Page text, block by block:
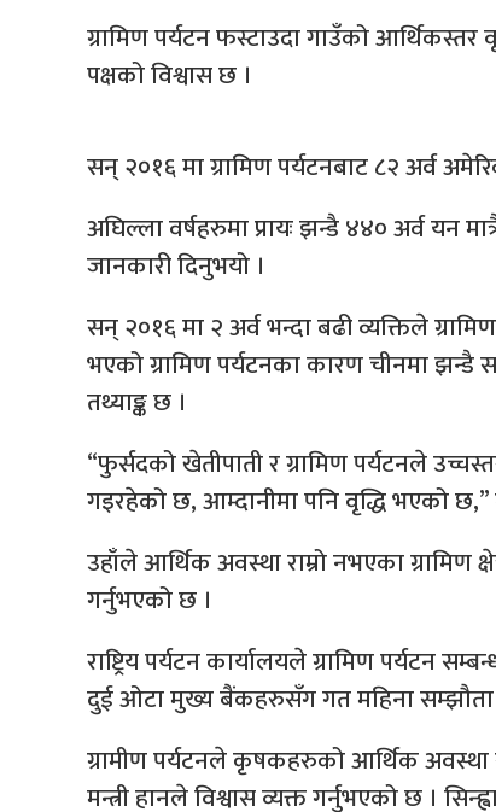
ग्रामिण पर्यटन फस्टाउदा गाउँको आर्थिकस्तर
पक्षको विश्वास छ ।
सन् २०१६ मा ग्रामिण पर्यटनबाट ८२ अर्व
अघिल्ला वर्षहरुमा प्रायः झन्डै ४४० अर्व यन
जानकारी दिनुभयो ।
सन् २०१६ मा २ अर्व भन्दा बढी व्यक्तिले
भएको ग्रामिण पर्यटनका कारण चीनमा झन्डै
तथ्याङ्क छ ।
“फुर्सदको खेतीपाती र ग्रामिण पर्यटनले
गइरहेको छ, आम्दानीमा पनि वृद्धि भएको छ,”
उहाँले आर्थिक अवस्था राम्रो नभएका ग्रामिण
गर्नुभएको छ ।
राष्ट्रिय पर्यटन कार्यालयले ग्रामिण पर्यटन
दुई ओटा मुख्य बैंकहरुसँग गत महिना सम्झौता
ग्रामीण पर्यटनले कृषकहरुको आर्थिक
मन्त्री हानले विश्वास व्यक्त गर्नुभएको छ ।